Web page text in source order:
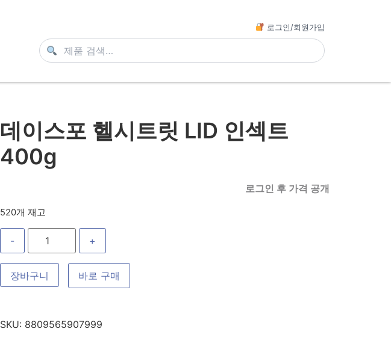
로그인/회원가입
데이스포 헬시트릿 LID 인섹트
400g
로그인 후 가격 공개
520개 재고
- +
장바구니 바로 구매
SKU: 8809565907999